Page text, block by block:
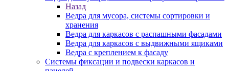
Назад
Ведра для мусора, системы сортировки и
хранения
Ведра для каркасов с распашными фасадами
Ведра для каркасов с выдвижными ящиками
Ведра с креплением к фасаду
Системы фиксации и подвески каркасов и